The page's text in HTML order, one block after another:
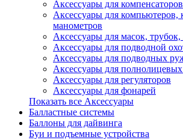
Аксессуары для
Аксессуары для компьютеров,
манометров
Аксессуары для масок, трубок,
Аксессуары для подводной
Аксессуары для подводных
Аксессуары для
Аксессуары для регуляторов
Аксессуары для фонарей
Показать все Аксессуары
Балластные системы
Баллоны для дайвинга
Буи и подъемные устройства